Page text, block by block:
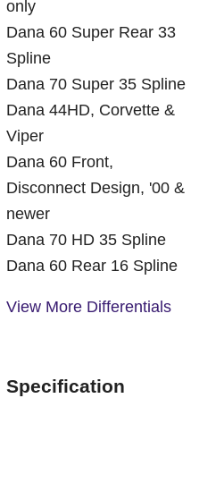
only
Dana 60 Super Rear 33
Spline
Dana 70 Super 35 Spline
Dana 44HD, Corvette &
Viper
Dana 60 Front,
Disconnect Design, '00 &
newer
Dana 70 HD 35 Spline
Dana 60 Rear 16 Spline
View More Differentials
Specification